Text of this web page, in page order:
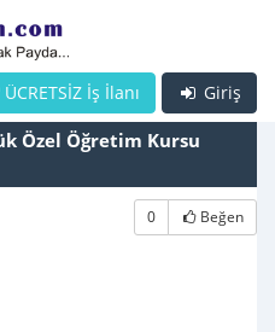
Giriş
ÜCRETSİZ İş İlanı
Özel Öğretim Kursu
0 Beğen